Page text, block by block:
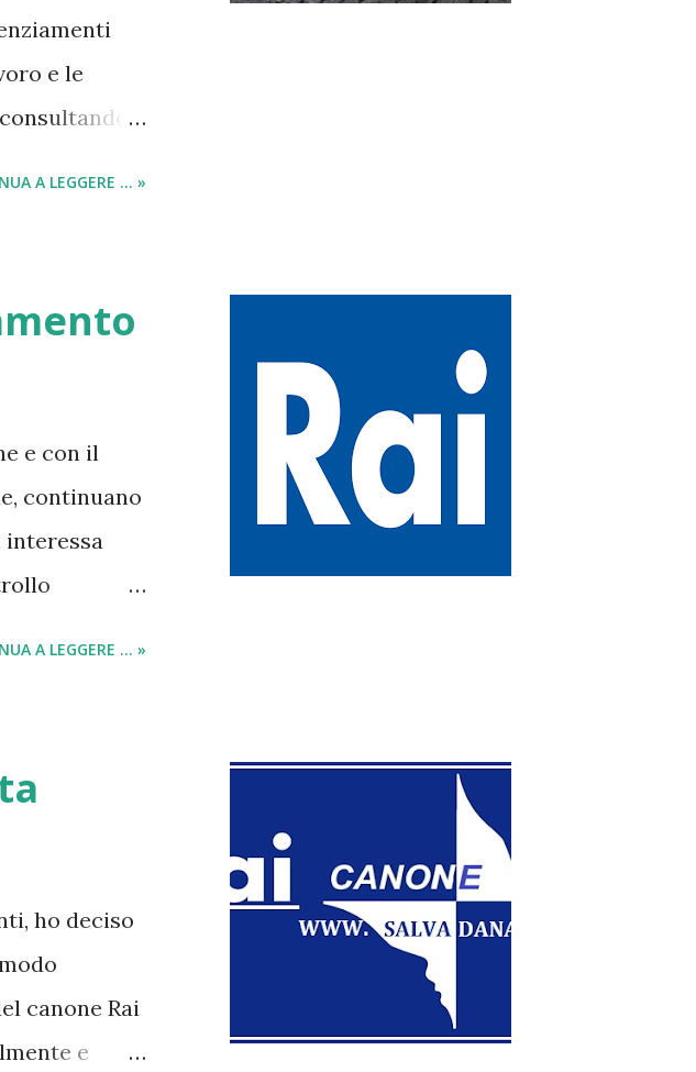
e le
i nuovi
i
posti
i vari
...
A LEGGERE ... »
e con il
continuano
interessa
si
A LEGGERE ... »
ho deciso
canone Rai
e